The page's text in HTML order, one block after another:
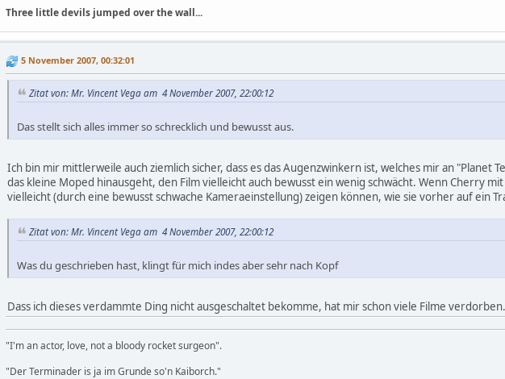
Three little devils jumped over the wall...
5 November 2007, 00:32:01
Zitat von: Mr. Vincent Vega am 4 November 2007, 22:00:12
Das stellt sich alles immer so schrecklich und bewusst aus.
Ich bin mir mittlerweile auch ziemlich sicher, dass es das Augenzwinkern ist, welches mir an "Planet
das kleine Moped hinausgeht, den Film vielleicht auch bewusst ein wenig schwächt. Wenn Cherry
vielleicht (durch eine bewusst schwache Kameraeinstellung) zeigen können, wie sie vorher auf ein
Zitat von: Mr. Vincent Vega am 4 November 2007, 22:00:12
Was du geschrieben hast, klingt für mich indes aber sehr nach Kopf
Dass ich dieses verdammte Ding nicht ausgeschaltet bekomme, hat mir schon viele Filme
"I'm an actor, love, not a bloody rocket surgeon".
"Der Terminader is ja im Grunde so'n Kaiborch."